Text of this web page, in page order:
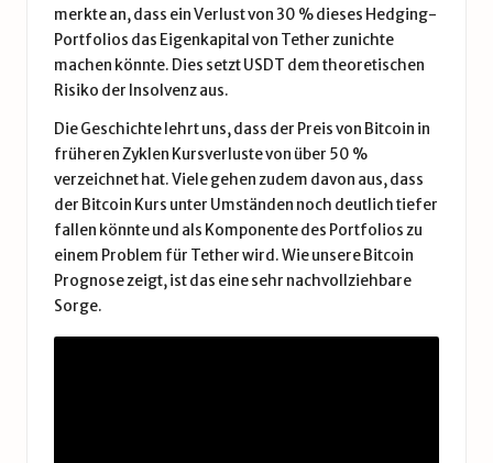
merkte an, dass ein Verlust von 30 % dieses Hedging-
Portfolios das Eigenkapital von Tether zunichte
machen könnte. Dies setzt USDT dem theoretischen
Risiko der Insolvenz aus.
Die Geschichte lehrt uns, dass der Preis von Bitcoin in
früheren Zyklen Kursverluste von über 50 %
verzeichnet hat. Viele gehen zudem davon aus, dass
der Bitcoin Kurs unter Umständen noch deutlich tiefer
fallen könnte und als Komponente des Portfolios zu
einem Problem für Tether wird. Wie unsere Bitcoin
Prognose zeigt, ist das eine sehr nachvollziehbare
Sorge.